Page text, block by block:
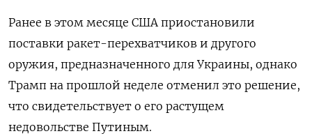
Ранее в этом месяце США приостановили
поставки ракет-перехватчиков и другого
оружия, предназначенного для Украины, однако
Трамп на прошлой неделе отменил это решение,
что свидетельствует о его растущем
недовольстве Путиным.